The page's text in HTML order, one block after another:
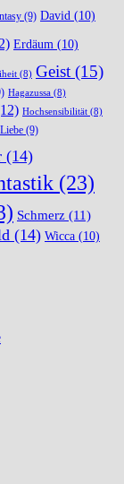
(9) David (10)
Erdäum (10)
(8) Geist (15)
Hagazussa (8)
Hochsensibilität (8)
Liebe (9)
(14)
(23)
Schmerz (11)
(14) Wicca (10)